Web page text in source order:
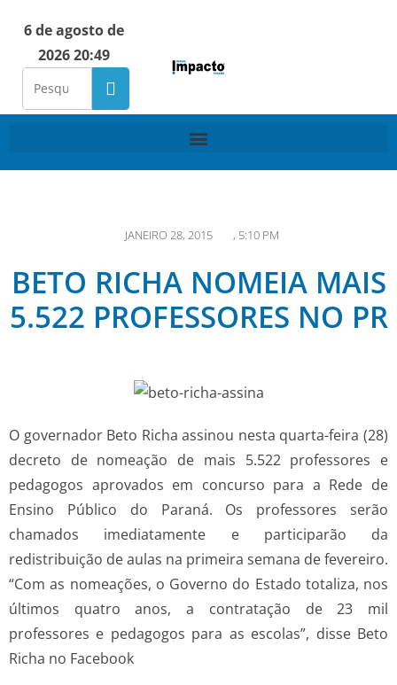
6 de agosto de
2026 20:49
JANEIRO 28, 2015 , 5:10 PM
BETO RICHA NOMEIA MAIS
5.522 PROFESSORES NO PR
O governador Beto Richa assinou nesta quarta-feira (28)
decreto de nomeação de mais 5.522 professores e
pedagogos aprovados em concurso para a Rede de
Ensino Público do Paraná. Os professores serão
chamados imediatamente e participarão da
redistribuição de aulas na primeira semana de fevereiro.
“Com as nomeações, o Governo do Estado totaliza, nos
últimos quatro anos, a contratação de 23 mil
professores e pedagogos para as escolas”, disse Beto
Richa no Facebook